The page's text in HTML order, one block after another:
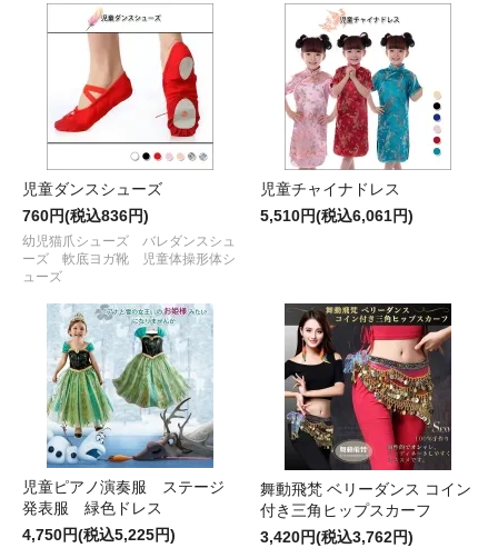
児童ダンスシューズ
760円(税込836円)
幼児猫爪シューズ バレダンスシュ
ーズ 軟底ヨガ靴 児童体操形体シ
ューズ
児童チャイナドレス
5,510円(税込6,061円)
児童ピアノ演奏服 ステージ
発表服 緑色ドレス
4,750円(税込5,225円)
舞動飛梵 ベリーダンス コイン
付き三角ヒップスカーフ
3,420円(税込3,762円)